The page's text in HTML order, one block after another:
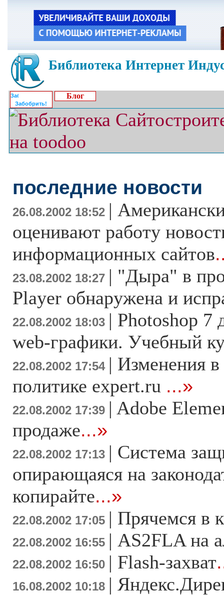
Библиотека Интернет
Забобрить!
Блог
последние новости
26.08.2002 18:52 |
оценивают работу
информационных сайтов
23.08.2002 18:27 | "Дыра" в
Player обнаружена и
22.08.2002 18:03 | Photoshop 7
web-графики. Учебный
22.08.2002 17:54 | Изменения
политике expert.ru ...»
22.08.2002 17:39 | Adobe
продаже...»
22.08.2002 17:13 | Система
опирающаяся на
копирайте...»
22.08.2002 17:05 | Прячемся в
22.08.2002 16:55 | AS2FLA на
22.08.2002 16:50 | Flash-захват
16.08.2002 10:18 |